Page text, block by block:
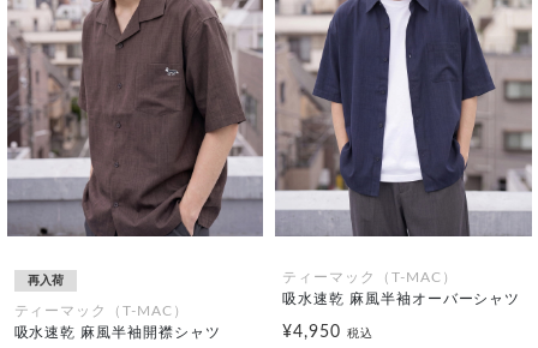
再入荷
ティーマック（T-MAC）
吸水速乾 麻風半袖開襟シャツ
ティーマック（T-MAC）
吸水速乾 麻風半袖オーバーシャツ
¥4,950 税込